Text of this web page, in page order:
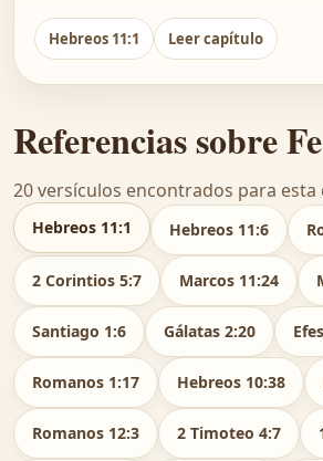
Hebreos 11:1 Leer capítulo
Referencias sobre Fe
20 versículos encontrados para esta
Hebreos 11:1 Hebreos 11:6
2 Corintios 5:7 Marcos 11:24
Santiago 1:6 Gálatas 2:20
Romanos 1:17 Hebreos 10:38
Romanos 12:3 2 Timoteo 4:7